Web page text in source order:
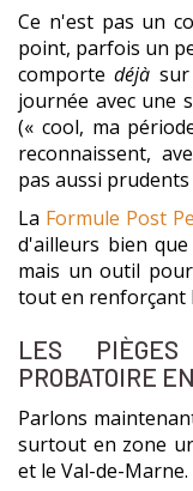
Ce n'est pas un
point, parfois un
comportedéjà
journée avec une
(« cool, ma
reconnaissent,
pas aussi
La Formule Post
d'ailleurs bien
mais un outil
tout en renforçant
LES
PROBATOIRE
Parlons
surtout en zone
et le Val-de-Marne.